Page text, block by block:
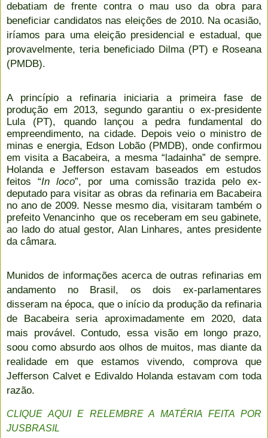
debatiam de frente contra o mau uso da obra para
beneficiar candidatos nas eleições de 2010. Na ocasião,
iríamos para uma eleição presidencial e estadual, que
provavelmente, teria beneficiado Dilma (PT) e Roseana
(PMDB).
A princípio a refinaria iniciaria a primeira fase de
produção em 2013, segundo garantiu o ex-presidente
Lula (PT), quando lançou a pedra fundamental do
empreendimento, na cidade. Depois veio o ministro de
minas e energia, Edson Lobão (PMDB), onde confirmou
em visita a Bacabeira, a mesma “ladainha” de sempre.
Holanda e Jefferson estavam baseados em estudos
feitos “In loco”, por uma comissão trazida pelo ex-
deputado para visitar as obras da refinaria em Bacabeira
no ano de 2009. Nesse mesmo dia, visitaram também o
prefeito Venancinho que os receberam em seu gabinete,
ao lado do atual gestor, Alan Linhares, antes presidente
da câmara.
Munidos de informações acerca de outras refinarias em
andamento no Brasil, os dois ex-parlamentares
disseram na época, que o início da produção da refinaria
de Bacabeira seria aproximadamente em 2020, data
mais provável. Contudo, essa visão em longo prazo,
soou como absurdo aos olhos de muitos, mas diante da
realidade em que estamos vivendo, comprova que
Jefferson Calvet e Edivaldo Holanda estavam com toda
razão.
CLIQUE AQUI E RELEMBRE A MATÉRIA FEITA POR
JUSBRASIL